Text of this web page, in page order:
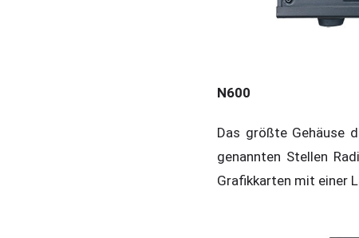
N600
Das größte Gehäuse
genannten Stellen
Grafikkarten mit einer